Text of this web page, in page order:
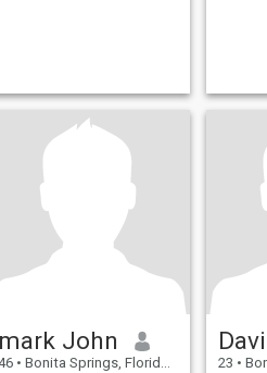
mark John
• Bonita Springs, Florida, Estados Unidos
23 •